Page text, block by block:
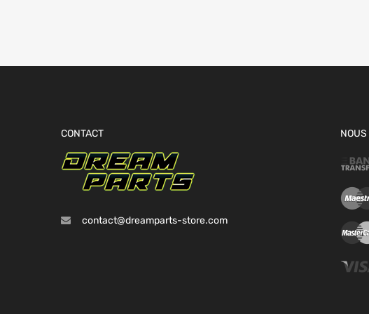
CONTACT
contact@dreamparts-store.com